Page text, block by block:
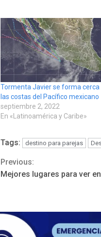
Tormenta Javier se forma cerca
las costas del Pacífico mexicano
septiembre 2, 2022
En «Latinoamérica y Caribe»
Tags: destino para parejas
Continue
Previous:
Mejores lugares para ver